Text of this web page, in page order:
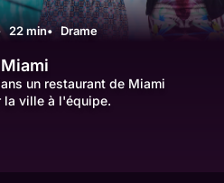
22 min Drame
un restaurant de Miami
ville à l'équipe.